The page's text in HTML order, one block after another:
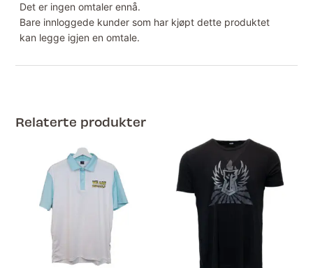
Det er ingen omtaler ennå.
Bare innloggede kunder som har kjøpt dette produktet
kan legge igjen en omtale.
Relaterte produkter